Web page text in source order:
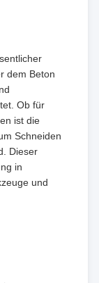
dem Beton
Ob für
ist die
Schneiden
Dieser
in
und